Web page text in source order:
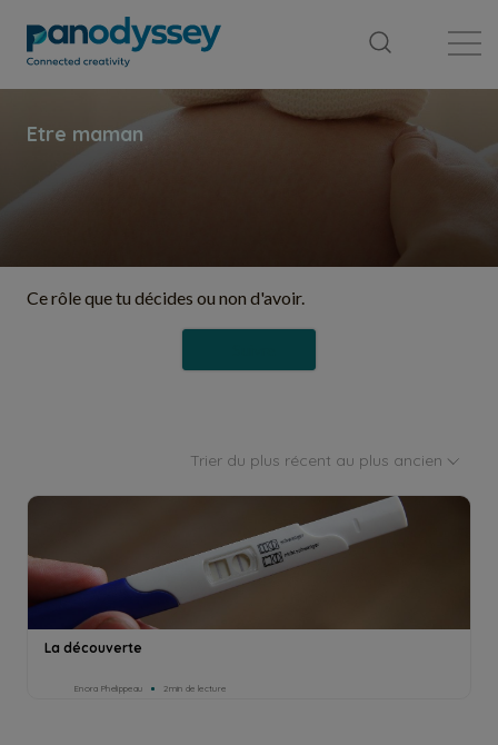
Ce rôle que tu décides ou non d'avoir.
Trier du plus récent au plus ancien
La découverte
Enora Phelippeau 2min de lecture